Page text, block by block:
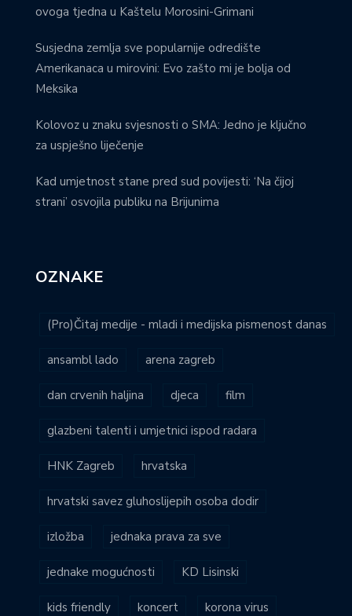
ovoga tjedna u Kaštelu Morosini-Grimani
Susjedna zemlja sve popularnije odredište
Amerikanaca u mirovini: Evo zašto mi je bolja od
Meksika
Kolovoz u znaku svjesnosti o SMA: Jedno je ključno
za uspješno liječenje
Kad umjetnost stane pred sud povijesti: ‘Na čijoj
strani’ osvojila publiku na Brijunima
OZNAKE
(Pro)Čitaj medije - mladi i medijska pismenost danas
ansambl lado arena zagreb
dan crvenih haljina djeca film
glazbeni talenti i umjetnici ispod radara
HNK Zagreb hrvatska
hrvatski savez gluhoslijepih osoba dodir
izložba jednaka prava za sve
jednake mogućnosti KD Lisinski
kids friendly koncert korona virus